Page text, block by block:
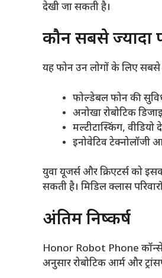
देखी जा सकती है।
कौन सबसे ज्यादा
यह फोन उन लोगों के लिए सबसे
फोल्डेबल फोन की
अनोखा रोबोटिक
मल्टीटास्किंग, वीडियो
इनोवेटिव टेक्नोलॉजी
युवा यूजर्स और क्रिएटर्स को
सकती है। मिडिल क्लास
अंतिम निष्कर्ष
Honor Robot Phone
अनुसार रोबोटिक आर्म और